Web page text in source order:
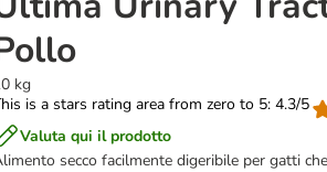
kg
is a stars rating area from zero to 5: 4.3/5
Valuta qui il prodotto
secco facilmente digeribile per gatti